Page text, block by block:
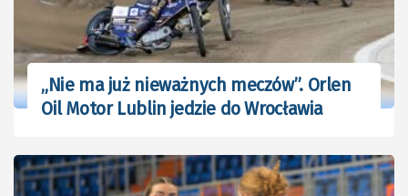
„Nie ma już nieważnych meczów”. Orlen
Oil Motor Lublin jedzie do Wrocławia